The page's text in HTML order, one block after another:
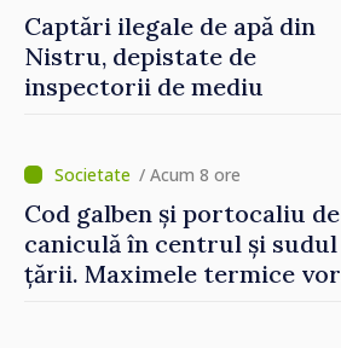
Captări ilegale de apă din
Nistru, depistate de
inspectorii de mediu
/ Acum 8 ore
Cod galben și portocaliu de
caniculă în centrul și sudul
țării. Maximele termice vor